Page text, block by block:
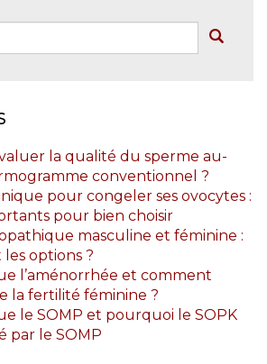
la qualité du sperme au-
conventionnel ?
pour congeler ses ovocytes :
pour bien choisir
masculine et féminine :
options ?
l’aménorrhée et comment
la fertilité féminine ?
le SOMP et pourquoi le SOPK
par le SOMP